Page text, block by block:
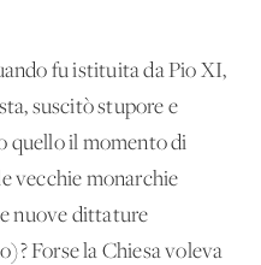
fu istituita da Pio XI,
suscitò stupore e
quello il momento di
vecchie monarchie
nuove dittature
Forse la Chiesa voleva